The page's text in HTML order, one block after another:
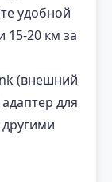
удобной
15-20 км за
(внешний
для
другими